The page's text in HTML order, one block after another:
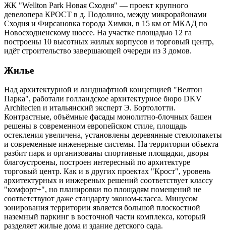
ЖК "Wellton Park Новая Сходня" — проект крупного
девелопера КРОСТ в д. Подолино, между микрорайонами
Сходня и Фирсановка города Химки, в 15 км от МКАД по
Новосходненскому шоссе. На участке площадью 12 га
построены 10 высотных жилых корпусов и торговый центр,
идёт строительство завершающей очереди из 3 домов.
Жилье
Над архитектурной и ландшафтной концепцией "Велтон
Парка", работали голландское архитектурное бюро DKV
Architecten и итальянский эксперт Э. Бортолотти.
Контрастные, объёмные фасады монолитно-блочных башен
решены в современном европейском стиле, площадь
остекления увеличена, установлены деревянные стеклопакеты
и современные инженерные системы. На территории объекта
разбит парк и организованы спортивные площадки, дворы
благоустроены, построен интересный по архитектуре
торговый центр. Как и в других проектах "Крост", уровень
архитектурных и инжереных решений соответствует классу
"комфорт+", но планировки по площадям помещений не
соответствуют даже стандарту эконом-класса. Минусом
зонирования территории является большой плоскостной
наземный паркинг в восточной части комплекса, который
разделяет жилые дома и здание детского сада.